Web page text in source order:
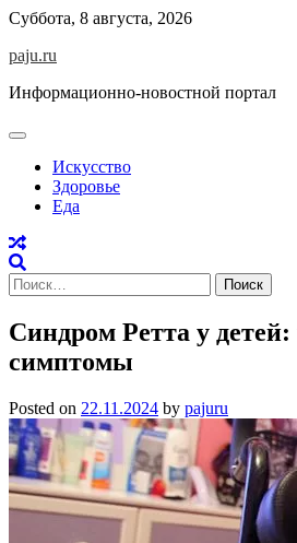
Skip
content
Суббота, 8 августа, 2026
paju.ru
Информационно-новостной портал
Искусство
Здоровье
Еда
Найти:
Синдром Ретта у детей:
симптомы
Posted on 22.11.2024 by pajuru